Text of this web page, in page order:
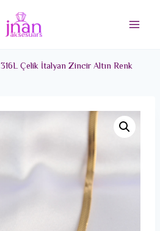
316L Çelik İtalyan Zincir Altın Renk